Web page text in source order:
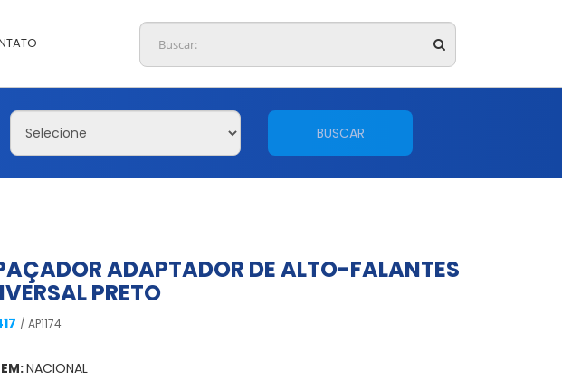
BUSCAR
ADAPTADOR DE ALTO-FALANTES
PRETO
/ AP1174
NACIONAL